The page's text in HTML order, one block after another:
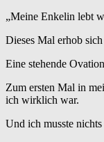
„Meine Enkelin lebt
Dieses Mal erhob sich
Eine stehende
Zum ersten Mal in
ich wirklich war.
Und ich musste nichts